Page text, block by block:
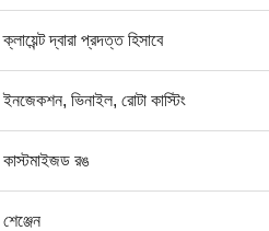
ক্লায়েন্ট দ্বারা প্রদত্ত হিসাবে
ইনজেকশন, ভিনাইল, রোটা কাস্টিং
কাস্টমাইজড রঙ
শেঞ্জেন